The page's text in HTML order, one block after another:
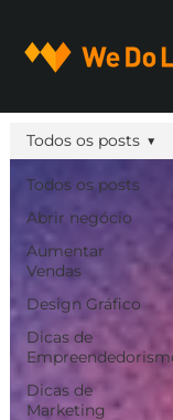
Todos os posts
Abrir negócio
Aumentar
Vendas
Design Gráfico
Dicas de
Dicas de
Marketing
Todos os posts